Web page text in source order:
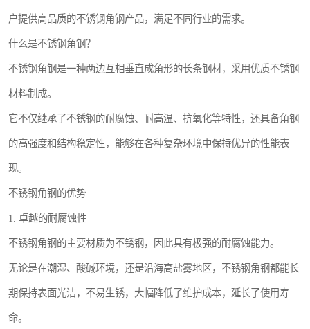
户提供高品质的不锈钢角钢产品，满足不同行业的需求。
什么是不锈钢角钢？
不锈钢角钢是一种两边互相垂直成角形的长条钢材，采用优质不锈钢
材料制成。
它不仅继承了不锈钢的耐腐蚀、耐高温、抗氧化等特性，还具备角钢
的高强度和结构稳定性，能够在各种复杂环境中保持优异的性能表
现。
不锈钢角钢的优势
1. 卓越的耐腐蚀性
不锈钢角钢的主要材质为不锈钢，因此具有极强的耐腐蚀能力。
无论是在潮湿、酸碱环境，还是沿海高盐雾地区，不锈钢角钢都能长
期保持表面光洁，不易生锈，大幅降低了维护成本，延长了使用寿
命。